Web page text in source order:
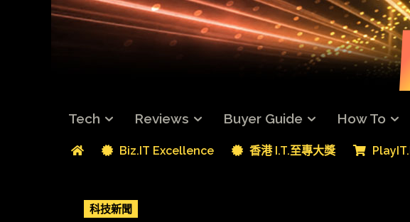
Tech Reviews Buyer Guide How To
Biz.IT Excellence 香港 I.T.至專大獎
科技新聞